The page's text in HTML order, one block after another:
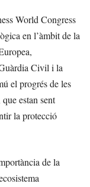
World Congress
en l’àmbit de la
Civil i la
el progrés de les
estan sent
la protecció
de la